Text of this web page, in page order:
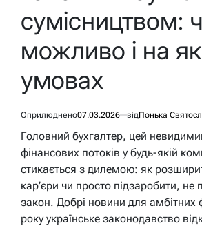
сумісництвом:
можливо і на
умовах
Оприлюднено07.03.2026 відПонька
Головний бухгалтер, цей
фінансових потоків у будь-якій
стикається з дилемою: як
кар’єри чи просто підзаробити, не
закон. Добрі новини для амбітних
року українське законодавство